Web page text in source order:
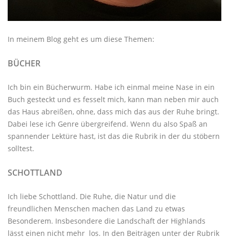
In meinem Blog geht es um diese Themen:
BÜCHER
Ich bin ein Bücherwurm. Habe ich einmal meine Nase in ein
Buch gesteckt und es fesselt mich, kann man neben mir auch
das Haus abreißen, ohne, dass mich das aus der Ruhe bringt.
Dabei lese ich Genre übergreifend. Wenn du also Spaß an
spannender Lektüre hast, ist das die Rubrik in der du stöbern
solltest.
SCHOTTLAND
Ich liebe Schottland. Die Ruhe, die Natur und die
freundlichen Menschen machen das Land zu etwas
Besonderem. Insbesondere die Landschaft der Highlands
lässt einen nicht mehr los. In den Beiträgen unter der Rubrik